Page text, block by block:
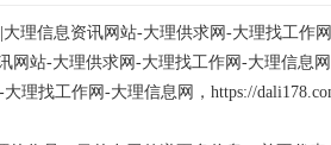
理信息资讯网站-大理供求网-大理找工作
网站-大理供求网-大理找工作网-大理信息
理找工作网-大理信息网，https://